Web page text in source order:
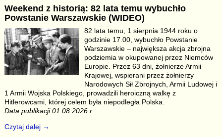
e
b
o
o
k
y
Li
n
k
e
Weekend z historią: 82 lata temu wybuchło
Powstanie Warszawskie (WIDEO)
82 lata temu, 1 sierpnia 1944 roku o
godzinie 17.00, wybuchło Powstanie
Warszawskie – największa akcja zbrojna
podziemia w okupowanej przez Niemców
Europie. Przez 63 dni, żołnierze Armii
Krajowej, wspierani przez żołnierzy
Narodowych Sił Zbrojnych, Armii Ludowej i
1 Armii Wojska Polskiego, prowadzili heroiczną walkę z
Hitlerowcami, której celem była niepodległa Polska.
Data publikacji 01.08.2026 r.
Czytaj dalej →